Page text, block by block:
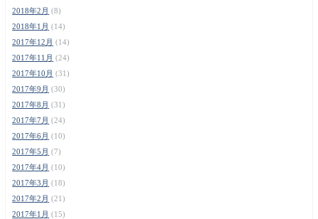
2018年2月 (8)
2018年1月 (14)
2017年12月 (14)
2017年11月 (24)
2017年10月 (31)
2017年9月 (30)
2017年8月 (31)
2017年7月 (24)
2017年6月 (10)
2017年5月 (7)
2017年4月 (10)
2017年3月 (18)
2017年2月 (21)
2017年1月 (15)